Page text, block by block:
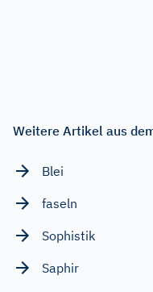
Weitere Artikel aus
Blei
faseln
Sophistik
Saphir